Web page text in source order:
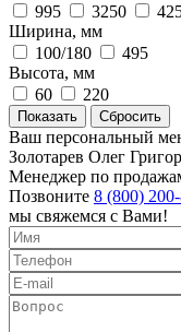
995
3250
Ширина, мм
100/180
495
Высота, мм
60
220
Ваш персональный
Золотарев Олег
Менеджер по
Позвоните 8 (800)
мы свяжемся с Вами!